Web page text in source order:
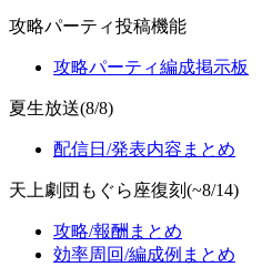
攻略パーティ投稿機能
攻略パーティ編成掲示板
夏生放送(8/8)
配信日/発表内容まとめ
天上劇団もぐら座復刻(~8/14)
攻略/報酬まとめ
効率周回/編成例まとめ